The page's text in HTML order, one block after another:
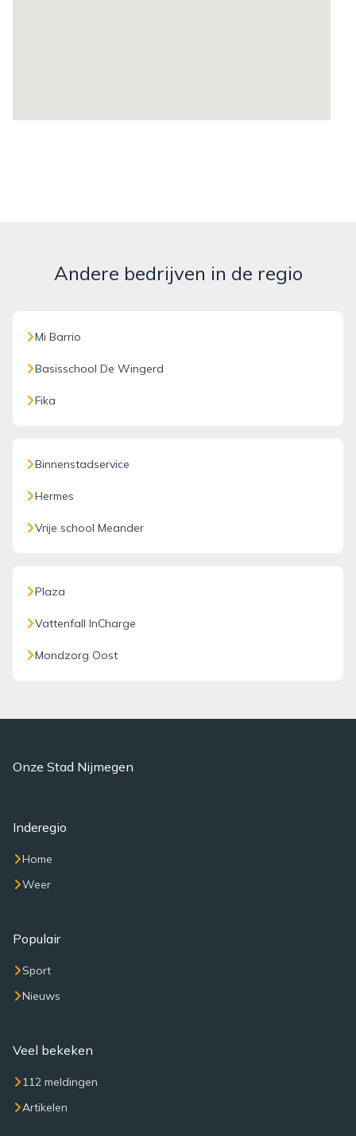
Andere bedrijven in de regio
Mi Barrio
Basisschool De Wingerd
Fika
Binnenstadservice
Hermes
Vrije school Meander
Plaza
Vattenfall InCharge
Mondzorg Oost
Onze Stad Nijmegen
Inderegio
Home
Weer
Populair
Sport
Nieuws
Veel bekeken
112 meldingen
Artikelen